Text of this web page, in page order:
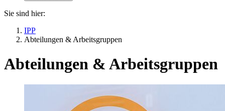
Sie sind hier:
IPP
Abteilungen & Arbeitsgruppen
Abteilungen & Arbeitsgruppen